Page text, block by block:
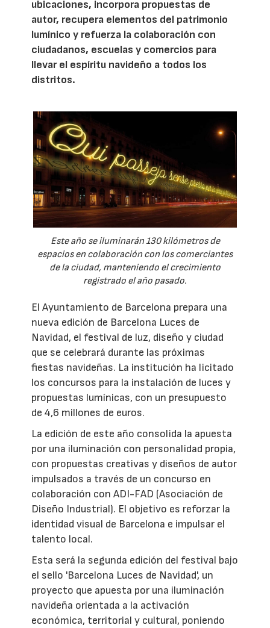
ubicaciones, incorpora propuestas de
autor, recupera elementos del patrimonio
lumínico y refuerza la colaboración con
ciudadanos, escuelas y comercios para
llevar el espíritu navideño a todos los
distritos.
Este año se iluminarán 130 kilómetros de
espacios en colaboración con los comerciantes
de la ciudad, manteniendo el crecimiento
registrado el año pasado.
El Ayuntamiento de Barcelona prepara una
nueva edición de Barcelona Luces de
Navidad, el festival de luz, diseño y ciudad
que se celebrará durante las próximas
fiestas navideñas. La institución ha licitado
los concursos para la instalación de luces y
propuestas lumínicas, con un presupuesto
de 4,6 millones de euros.
La edición de este año consolida la apuesta
por una iluminación con personalidad propia,
con propuestas creativas y diseños de autor
impulsados a través de un concurso en
colaboración con ADI-FAD (Asociación de
Diseño Industrial). El objetivo es reforzar la
identidad visual de Barcelona e impulsar el
talento local.
Esta será la segunda edición del festival bajo
el sello 'Barcelona Luces de Navidad', un
proyecto que apuesta por una iluminación
navideña orientada a la activación
económica, territorial y cultural, poniendo